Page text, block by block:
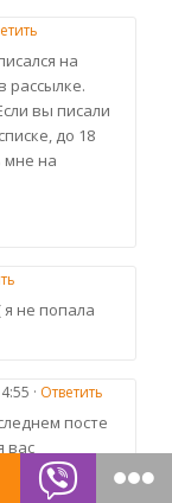
на
рассылке.
вы писали
до 18
мне на
я не попала
· Ответить
посте
вас